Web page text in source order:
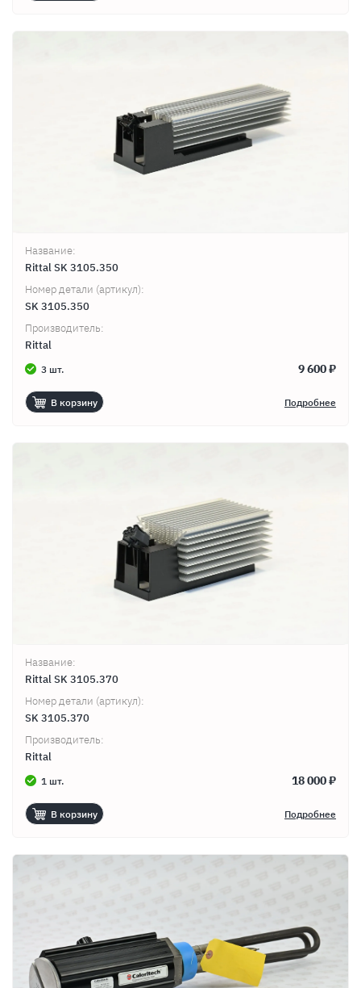
Название:
Rittal SK 3105.350
Номер детали (артикул):
SK 3105.350
Производитель:
Rittal
3 шт. 9 600 ₽
В корзину Подробнее
Название:
Rittal SK 3105.370
Номер детали (артикул):
SK 3105.370
Производитель:
Rittal
1 шт. 18 000 ₽
В корзину Подробнее